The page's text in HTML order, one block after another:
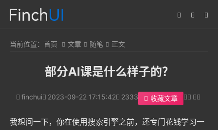
当前位置： 首页 文章 随笔 正文
部分AI课是什么样子的？
finchui 2023-09-22 17:15:42 2333 收藏文章
我想问一下，你在使用搜索引擎之前，还专门花钱学习一